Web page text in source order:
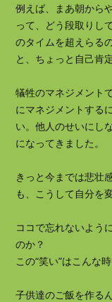
例えば、まあ朝から
って、どう段取りし
のタイムを超えらる
と、ちょっと自己肯
犠牲のマネジメント
にマネジメントする
い。他人のせいにし
になってきました。
きっと今までは悲壮
も、こうして自分を
ココで忘れないよう
のか？
この“笑い”はこんな
子供達のご飯を作る